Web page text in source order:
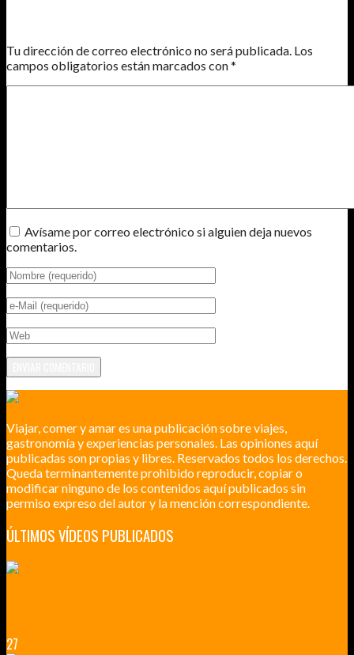
Tu dirección de correo electrónico no será publicada. Los
campos obligatorios están marcados con*
Avísame por correo electrónico si alguien deja nuevos
comentarios.
Viajar, comer y amar es una publicación sobre viajes,
gastronomía y experiencias personales. Las opiniones aquí
publicadas son propias y libres. Reservados todos los derechos.
Queda terminantemente prohibido reproducir, copiar o
modificar ninguno de los contenidos aquí publicados sin
permiso expreso del autor y la mención correspondiente.
ÚLTIMOS VÍDEOS PUBLICADOS
27